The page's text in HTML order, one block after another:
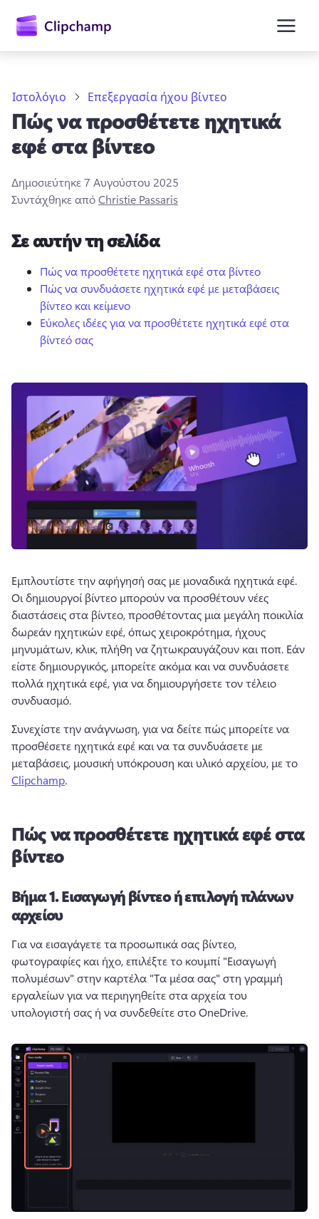
περιεχόμενο
Δωρεάν δοκιμή
Ιστολόγιο Επεξεργασία ήχου βίντεο
Πώς να προσθέτετε ηχητικά
εφέ στα βίντεο
Δημοσιεύτηκε7 Αυγούστου 2025
Συντάχθηκε απόChristie Passaris
Σε αυτήν τη σελίδα
Πώς να προσθέτετε ηχητικά εφέ στα βίντεο
Πώς να συνδυάσετε ηχητικά εφέ με μεταβάσεις
βίντεο και κείμενο
Εύκολες ιδέες για να προσθέτετε ηχητικά εφέ στα
βίντεό σας
Οι δημιουργοί βίντεο μπορούν να προσθέτουν νέες
διαστάσεις στα βίντεο, προσθέτοντας μια μεγάλη ποικιλία
δωρεάν ηχητικών εφέ, όπως χειροκρότημα, ήχους
μηνυμάτων, κλικ, πλήθη να ζητωκραυγάζουν και ποπ. Εάν
είστε δημιουργικός, μπορείτε ακόμα και να συνδυάσετε
πολλά ηχητικά εφέ, για να δημιουργήσετε τον τέλειο
συνδυασμό.
Συνεχίστε την ανάγνωση, για να δείτε πώς μπορείτε να
προσθέσετε ηχητικά εφέ και να τα συνδυάσετε με
μεταβάσεις, μουσική υπόκρουση και υλικό αρχείου, με το
Clipchamp.
Πώς να προσθέτετε ηχητικά εφέ στα
βίντεο
Βήμα 1.Εισαγωγή βίντεο ή επιλογή πλάνων
αρχείου
Για να εισαγάγετε τα προσωπικά σας βίντεο,
φωτογραφίες και ήχο, επιλέξτε το κουμπί "Εισαγωγή
πολυμέσων" στην καρτέλα "Τα μέσα σας" στη γραμμή
εργαλείων για να περιηγηθείτε στα αρχεία του
υπολογιστή σας ή να συνδεθείτε στο OneDrive.